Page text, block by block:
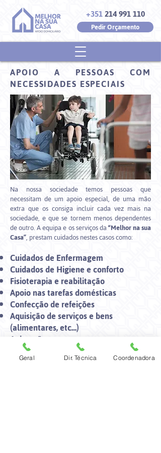
Pedir Orçamento
+351214 991 110
APOIO A PESSOAS COM
NECESSIDADES ESPECIAIS
Na nossa sociedade temos pessoas que
necessitam de um apoio especial, de uma mão
extra que os consiga incluir cada vez mais na
sociedade, e que se tornem menos dependentes
de outro. A equipa e os serviços da“Melhor na sua
Casa”, prestam cuidados nestes casos como:
Cuidados de Enfermagem
Cuidados de Higiene e conforto
Fisioterapia e reabilitação
Apoio nas tarefas domésticas
Confecção de refeições
Aquisição de serviços e bens
(alimentares, etc…)
Animação
Consultas de medicina geral e de
especialidades no domicílio
Geral Dir. Técnica Coordenadora